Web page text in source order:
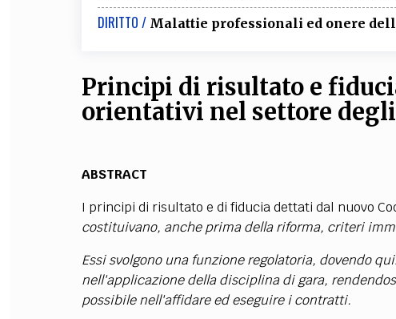
DIRITTO / Malattie professionali ed onere
Principi di risultato e
orientativi nel settore
ABSTRACT
I principi di risultato e di fiducia dettati dal nuovo
costituivano, anche prima della riforma, criteri
Essi svolgono una funzione regolatoria, dovendo
nell'applicazione della disciplina di gara,
possibile nell'affidare ed eseguire i contratti.